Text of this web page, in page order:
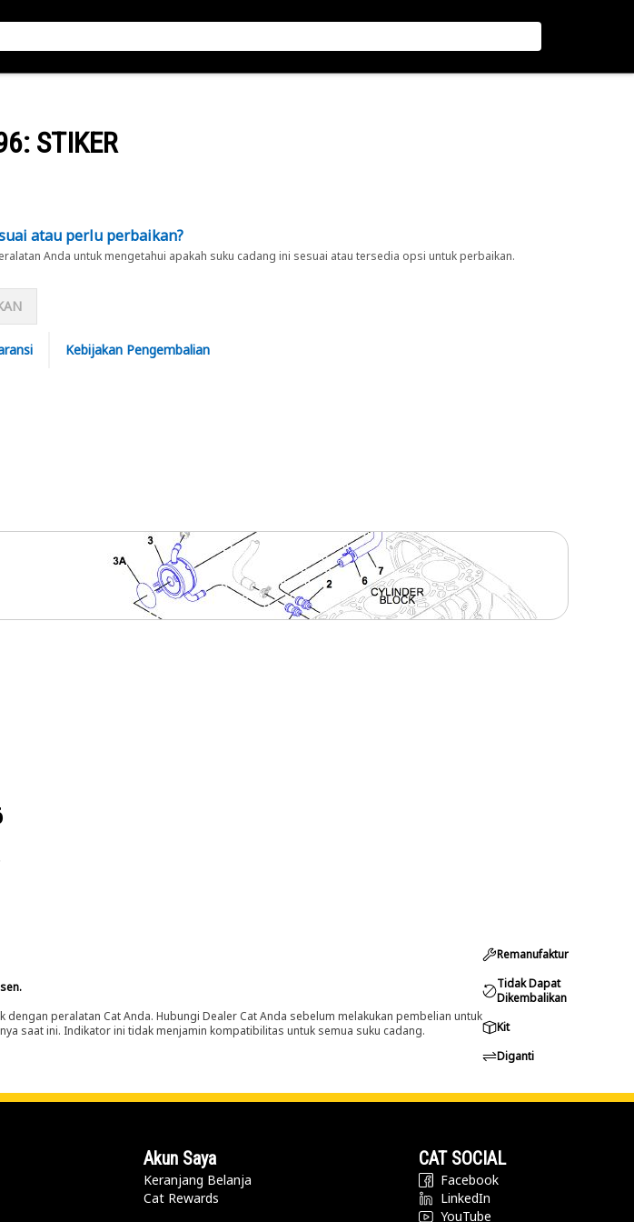
: STIKER
atau perlu perbaikan?
Anda untuk mengetahui apakah suku cadang ini sesuai atau tersedia opsi untuk perbaikan.
Kebijakan Pengembalian
peralatan Cat Anda. Hubungi Dealer Cat Anda sebelum melakukan pembelian untuk
saat ini. Indikator ini tidak menjamin kompatibilitas untuk semua suku cadang.
Remanufaktur
Tidak Dapat
Dikembalikan
Kit
Diganti
Akun Saya
Keranjang Belanja
Cat Rewards
CAT SOCIAL
Facebook
LinkedIn
YouTube